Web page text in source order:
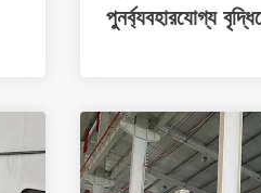
পুনর্ব্যবহারযোগ্য